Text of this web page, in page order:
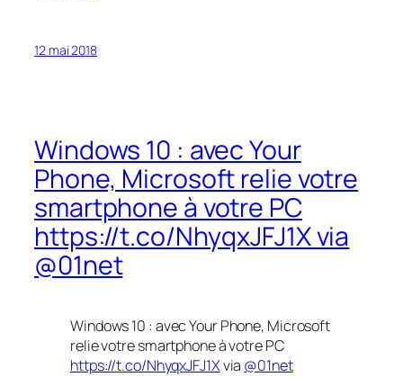
12 mai 2018
Windows 10 : avec Your
Phone, Microsoft relie votre
smartphone à votre PC
https://t.co/NhyqxJFJ1X via
@01net
Windows 10 : avec Your Phone, Microsoft
relie votre smartphone à votre PC
https://t.co/NhyqxJFJ1Xvia @01net